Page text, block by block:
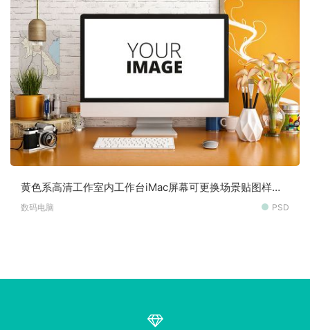
黄色系高清工作室内工作台iMac屏幕可更换场景贴图样机
素材
数码电脑 PSD